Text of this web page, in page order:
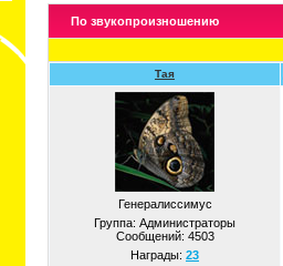
По звукопроизношению
Тая
Генералиссимус
Группа: Администраторы
Сообщений: 4503
Награды: 23